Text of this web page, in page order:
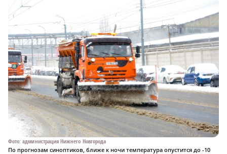
Фото: администрация Нижнего Новгорода
По прогнозам синоптиков, ближе к ночи температура опустится до -10